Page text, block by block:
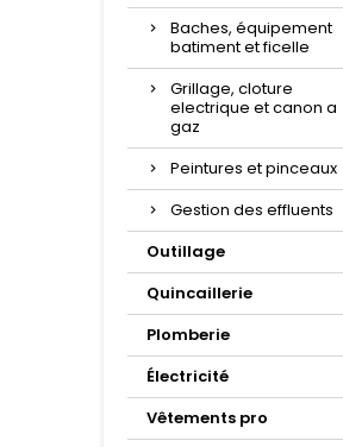
Baches, équipement
batiment et ficelle
Grillage, cloture
electrique et canon a
gaz
Peintures et pinceaux
Gestion des effluents
Outillage
Quincaillerie
Plomberie
Électricité
Vêtements pro